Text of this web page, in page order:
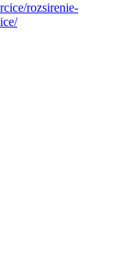
rozsirenie-